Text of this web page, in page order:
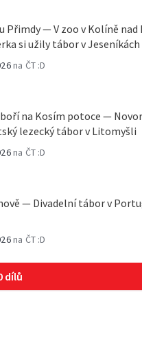
— V zoo v Kolíně nad
si užily tábor v Jeseníkách
na ČT :D
na Kosím potoce —
lezecký tábor v Litomyšli
na ČT :D
— Divadelní tábor v
na ČT :D
dílů